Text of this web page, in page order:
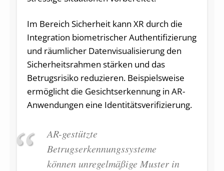
Im Bereich Sicherheit kann XR durch die
Integration biometrischer Authentifizierung
und räumlicher Datenvisualisierung den
Sicherheitsrahmen stärken und das
Betrugsrisiko reduzieren. Beispielsweise
ermöglicht die Gesichtserkennung in AR-
Anwendungen eine Identitätsverifizierung.
AR-gestützte
Betrugserkennungssysteme
können unregelmäßige Muster in